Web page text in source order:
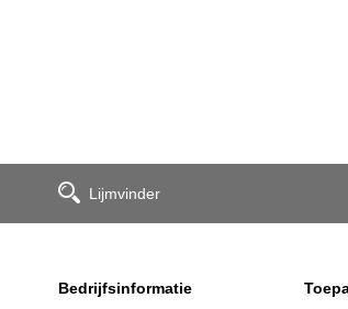
Lijmvinder
Bedrijfsinformatie